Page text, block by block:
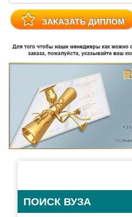
ПОИСК ВУЗА